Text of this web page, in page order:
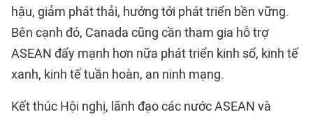
hậu, giảm phát thải, hướng tới phát triển bền vững.
Bên cạnh đó, Canada cũng cần tham gia hỗ trợ
ASEAN đẩy mạnh hơn nữa phát triển kinh số, kinh tế
xanh, kinh tế tuần hoàn, an ninh mạng.
Kết thúc Hội nghị, lãnh đạo các nước ASEAN và